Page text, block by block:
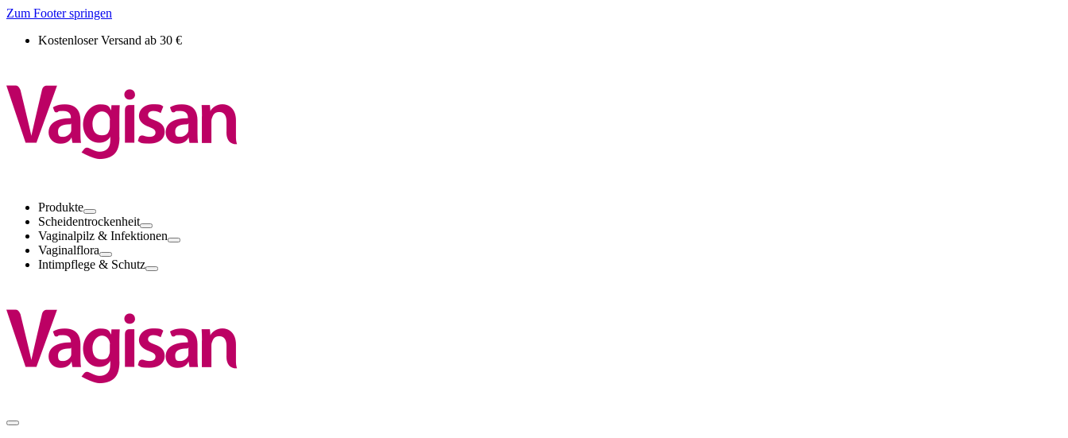
Zum Footer springen
Kostenloser Versand ab 30 €
Produkte
Scheidentrockenheit
Vaginalpilz & Infektionen
Vaginalflora
Intimpflege & Schutz